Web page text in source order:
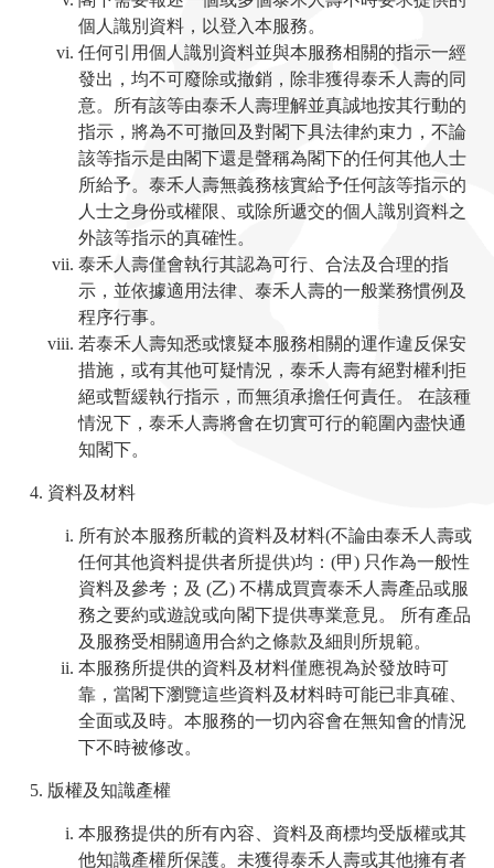
個人識別資料，以登入本服務。
任何引用個人識別資料並與本服務相關的指示一經
發出，均不可廢除或撤銷，除非獲得泰禾人壽的同
意。所有該等由泰禾人壽理解並真誠地按其行動的
指示，將為不可撤回及對閣下具法律約束力，不論
該等指示是由閣下還是聲稱為閣下的任何其他人士
所給予。泰禾人壽無義務核實給予任何該等指示的
人士之身份或權限、或除所遞交的個人識別資料之
外該等指示的真確性。
泰禾人壽僅會執行其認為可行、合法及合理的指
示，並依據適用法律、泰禾人壽的一般業務慣例及
程序行事。
若泰禾人壽知悉或懷疑本服務相關的運作違反保安
措施，或有其他可疑情況，泰禾人壽有絕對權利拒
絕或暫緩執行指示，而無須承擔任何責任。 在該種
情況下，泰禾人壽將會在切實可行的範圍內盡快通
知閣下。
資料及材料
所有於本服務所載的資料及材料(不論由泰禾人壽或
任何其他資料提供者所提供)均：(甲) 只作為一般性
資料及參考；及 (乙) 不構成買賣泰禾人壽產品或服
務之要約或遊說或向閣下提供專業意見。 所有產品
及服務受相關適用合約之條款及細則所規範。
本服務所提供的資料及材料僅應視為於發放時可
靠，當閣下瀏覽這些資料及材料時可能已非真確、
全面或及時。本服務的一切內容會在無知會的情況
下不時被修改。
版權及知識產權
本服務提供的所有內容、資料及商標均受版權或其
他知識產權所保護。未獲得泰禾人壽或其他擁有者